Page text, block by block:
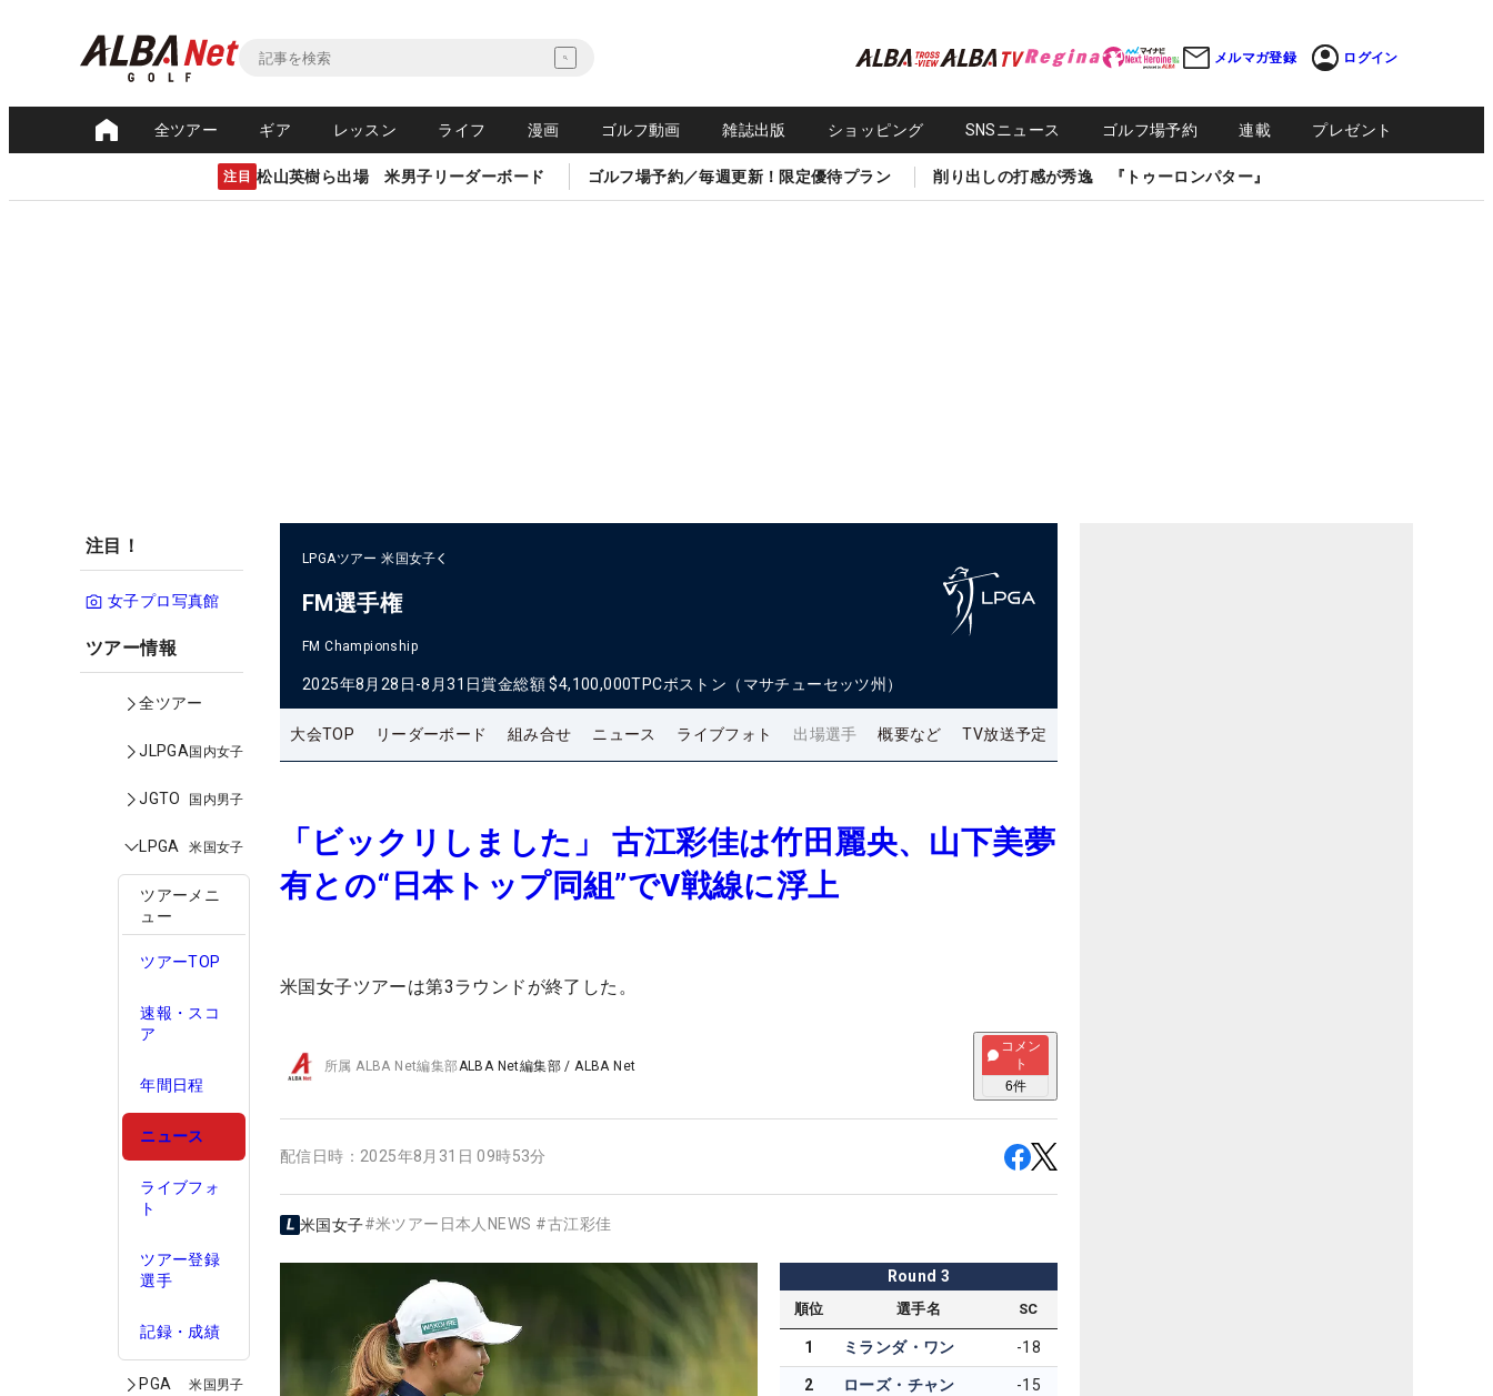
メルマガ登録 ログイン
全ツアー ギア レッスン ライフ 漫画 ゴルフ動画 雑誌出版 ショッピング SNSニュース ゴルフ場予約 連載 プレゼント
注目 松山英樹ら出場 米男子リーダーボード ゴルフ場予約／毎週更新！限定優待プラン 削り出しの打感が秀逸 『トゥーロンパター』
注目！
女子プロ写真館
ツアー情報
全ツアー
JLPGA国内女子
JGTO 国内男子
LPGA 米国女子
ツアーメニ
ュー
ツアーTOP
速報・スコ
ア
年間日程
ニュース
ライブフォ
ト
ツアー登録
選手
記録・成績
PGA 米国男子
LPGAツアー 米国女子
FM選手権
FM Championship
2025年8月28日-8月31日賞金総額 $4,100,000TPCボストン（マサチューセッツ州）
大会TOP リーダーボード 組み合せ ニュース ライブフォト 出場選手 概要など TV放送予定
「ビックリしました」 古江彩佳は竹田麗央、山下美夢
有との“日本トップ同組”でV戦線に浮上
米国女子ツアーは第3ラウンドが終了した。
所属ALBA Net編集部ALBA Net編集部 /ALBA Net
コメン
ト
6件
配信日時： 2025年8月31日 09時53分
米国女子#米ツアー日本人NEWS #古江彩佳
Round 3
順位 選手名 SC
1 ミランダ・ワン -18
2 ローズ・チャン -15